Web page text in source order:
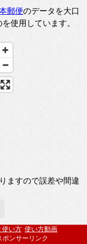
郵便のデータを大口
使用しています。
ますので誤差や間違
使い方 使い方動画
ポンサーリンク